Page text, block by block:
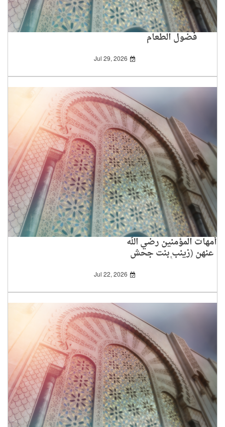
فضول الطعام
Jul 29, 2026
أمهات المؤمنين رضي الله
عنهن (زينب بنت جحش
رضي الله عنها)
Jul 22, 2026